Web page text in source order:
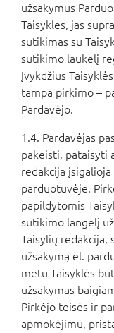
užsakymus
Taisykles, jas
sutikimas su
sutikimo laukelį
Įvykdžius
tampa pirkimo –
Pardavėjo.
1.4. Pardavėjas
pakeisti, pataisyti
redakcija
parduotuvėje.
papildytomis
sutikimo langelį
Taisylių redakcija,
užsakymą el.
metu Taisyklės
užsakymas
Pirkėjo teisės ir
apmokėjimu,